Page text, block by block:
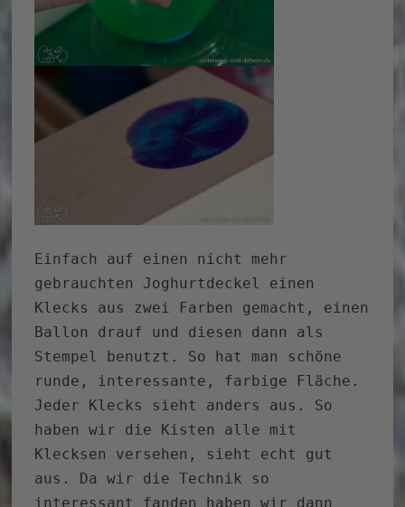
Einfach auf einen nicht mehr
gebrauchten Joghurtdeckel einen
Klecks aus zwei Farben gemacht, einen
Ballon drauf und diesen dann als
Stempel benutzt. So hat man schöne
runde, interessante, farbige Fläche.
Jeder Klecks sieht anders aus. So
haben wir die Kisten alle mit
Klecksen versehen, sieht echt gut
aus. Da wir die Technik so
interessant fanden haben wir dann